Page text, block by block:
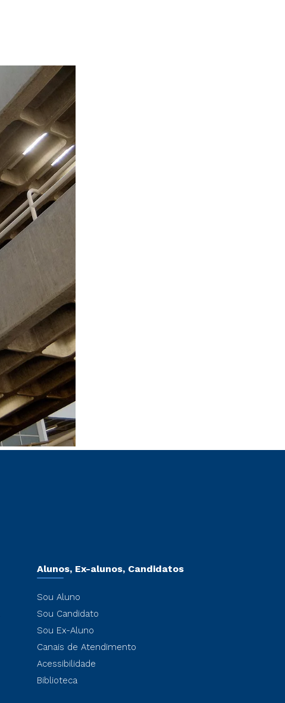
Alunos, Ex-alunos, Candidatos
Sou Aluno
Sou Candidato
Sou Ex-Aluno
Canais de Atendimento
Acessibilidade
Biblioteca